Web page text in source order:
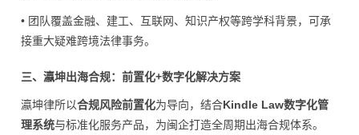
• 团队覆盖金融、建工、互联网、知识产权等跨学科背景，可承
接重大疑难跨境法律事务。
三、瀛坤出海合规：前置化+数字化解决方案
瀛坤律所以合规风险前置化为导向，结合Kindle Law数字化管
理系统与标准化服务产品，为闽企打造全周期出海合规体系。